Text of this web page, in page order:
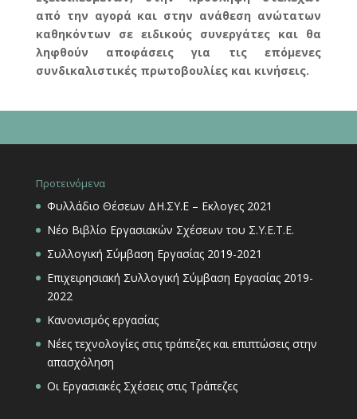
από την αγορά και στην ανάθεση ανώτατων
καθηκόντων σε ειδικούς συνεργάτες και θα
ληφθούν αποφάσεις για τις επόμενες
συνδικαλιστικές πρωτοβουλίες και κινήσεις.
Προτεινόμενα
Φυλλάδιο Θέσεων ΔΗ.ΣΥ.Ε – Εκλογες 2021
Νέο Βιβλίο Εργασιακών Σχέσεων του Σ.Υ.Ε.Τ.Ε.
Συλλογική Σύμβαση Εργασίας 2019-2021
Επιχειρησιακή Συλλογική Σύμβαση Εργασίας 2019-
2022
Κανονισμός εργασίας
Νέες τεχνολογίες στις τράπεζες και επιπτώσεις στην
απασχόληση
Οι Εργασιακές Σχέσεις στις Τράπεζες